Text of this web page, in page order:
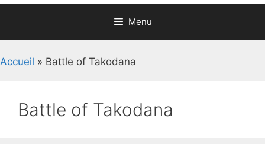
Menu
Accueil » Battle of Takodana
Battle of Takodana